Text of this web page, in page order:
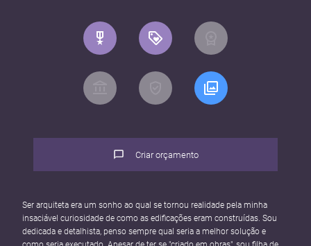
Criar orçamento
Ser arquiteta era um sonho ao qual se tornou realidade pela minha
insaciável curiosidade de como as edificações eram construídas. Sou
dedicada e detalhista, penso sempre qual seria a melhor solução e